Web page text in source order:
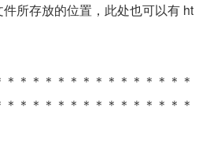
所存放的位置，此处也可以有 ht
＊＊＊＊＊＊＊＊＊＊＊＊＊＊
＊＊＊＊＊＊＊＊＊＊＊＊＊＊